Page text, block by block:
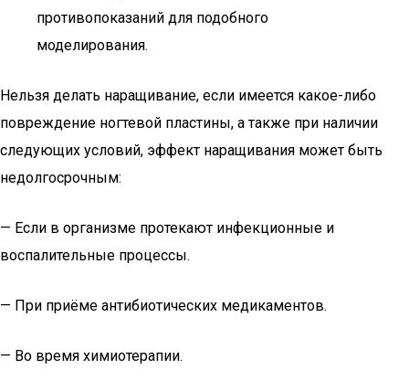
противопоказаний для подобного
моделирования.
Нельзя делать наращивание, если имеется какое-либо
повреждение ногтевой пластины, а также при наличии
следующих условий, эффект наращивания может быть
недолгосрочным:
— Если в организме протекают инфекционные и
воспалительные процессы.
— При приёме антибиотических медикаментов.
— Во время химиотерапии.